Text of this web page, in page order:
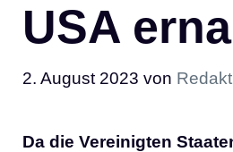
USA
2. August 2023 von
Da die Vereinigten